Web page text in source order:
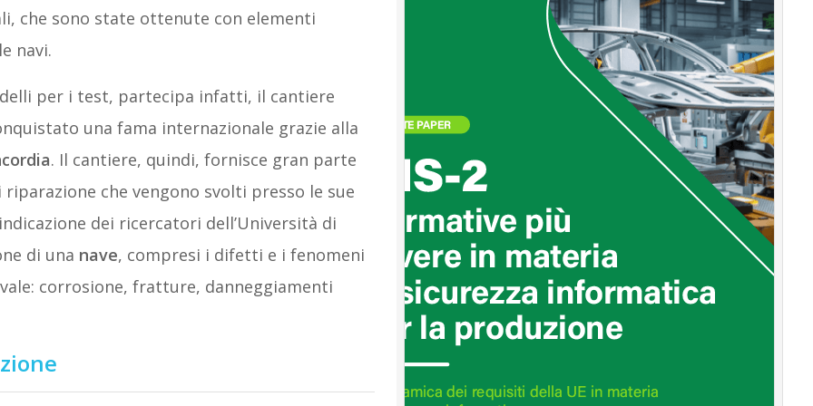
che sono state ottenute con elementi
navi.
per i test, partecipa infatti, il cantiere
una fama internazionale grazie alla
. Il cantiere, quindi, fornisce gran parte
che vengono svolti presso le sue
dei ricercatori dell’Università di
di una nave, compresi i difetti e i fenomeni
corrosione, fratture, danneggiamenti